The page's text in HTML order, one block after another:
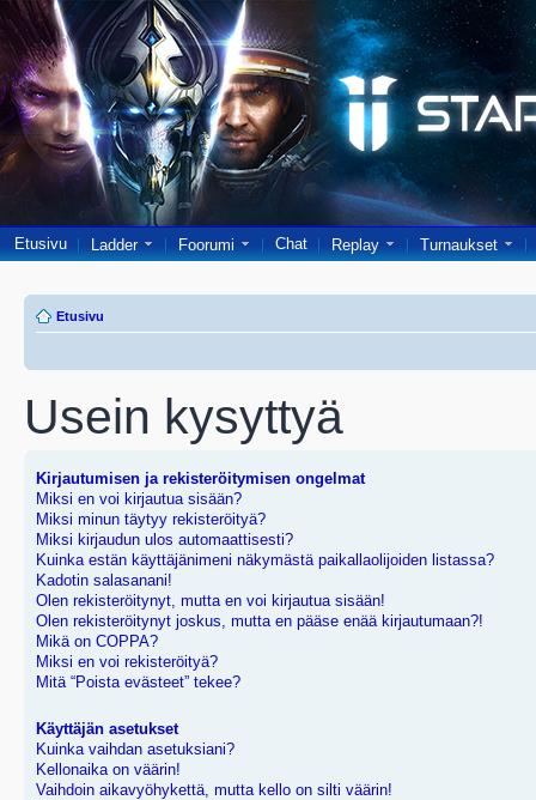
Etusivu Ladder Foorumi Chat Replay Turnaukset
Etusivu
Usein kysyttyä
Kirjautumisen ja rekisteröitymisen ongelmat
Miksi en voi kirjautua sisään?
Miksi minun täytyy rekisteröityä?
Miksi kirjaudun ulos automaattisesti?
Kuinka estän käyttäjänimeni näkymästä paikallaolijoiden listassa?
Kadotin salasanani!
Olen rekisteröitynyt, mutta en voi kirjautua sisään!
Olen rekisteröitynyt joskus, mutta en pääse enää kirjautumaan?!
Mikä on COPPA?
Miksi en voi rekisteröityä?
Mitä “Poista evästeet” tekee?
Käyttäjän asetukset
Kuinka vaihdan asetuksiani?
Kellonaika on väärin!
Vaihdoin aikavyöhykettä, mutta kello on silti väärin!